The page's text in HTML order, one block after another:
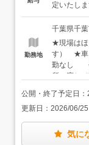
とも、決
も安心「
引先の大
度）に参
た、必ず
なく、現
すること
認するこ
定いたし
望の方は
日給×1.5
です。★
は、月1
の場合：
円～また
は、経験
します。
勤務地
千葉県千
★現場はほ
す） ★車
勤なし 会
所に応じ
プデート
公開・終了予定日：
更新日： 2026/06/25
気に